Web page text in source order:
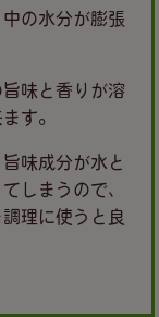
の水分が膨張
味と香りが溶
す。
味成分が水と
しまうので、
理に使うと良